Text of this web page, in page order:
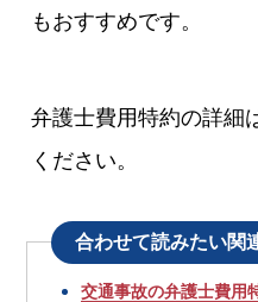
もおすすめです。
弁護士費用特約の詳細
ください。
合わせて読みたい関
交通事故の弁護士費用